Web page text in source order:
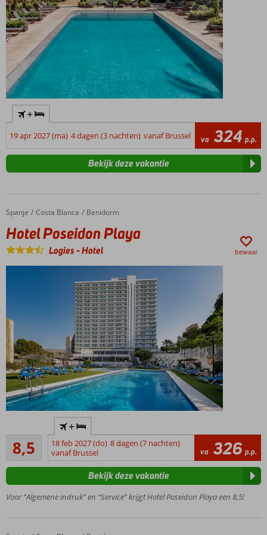
+
19 apr 2027 (ma) 4 dagen (3 nachten) vanaf Brussel va 324 p.p.
Bekijk deze vakantie
Home
Spanje Costa Blanca Benidorm
Hotel Poseidon Playa
Hotel Poseidon Playa
Logies-Hotel bewaar
aan
het
strand
kamers
met
fantastisch
8,5
Aanrader
4
beoordelingen
+
18 feb 2027 (do) 8 dagen (7 nachten)
vanaf Brussel
va 326 p.p.
Voor “Algemene indruk” en “Service” krijgt Hotel Poseidon Playa een 8,5!
Bekijk deze vakantie